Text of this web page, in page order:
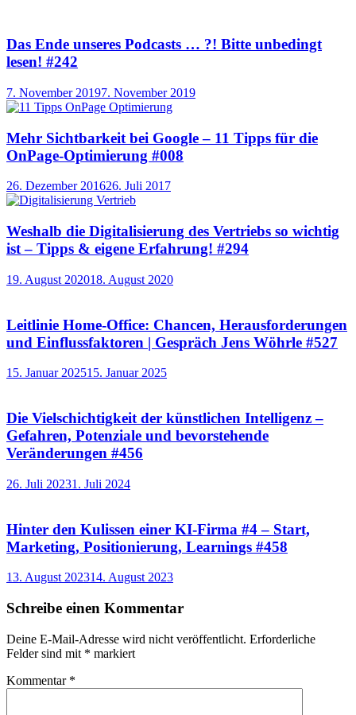
Das Ende unseres Podcasts … ?! Bitte unbedingt
lesen! #242
7. November 20197. November 2019
Mehr Sichtbarkeit bei Google – 11 Tipps für die
OnPage-Optimierung #008
26. Dezember 201626. Juli 2017
Weshalb die Digitalisierung des Vertriebs so wichtig
ist – Tipps & eigene Erfahrung! #294
19. August 202018. August 2020
Leitlinie Home-Office: Chancen, Herausforderungen
und Einflussfaktoren | Gespräch Jens Wöhrle #527
15. Januar 202515. Januar 2025
Die Vielschichtigkeit der künstlichen Intelligenz –
Gefahren, Potenziale und bevorstehende
Veränderungen #456
26. Juli 20231. Juli 2024
Hinter den Kulissen einer KI-Firma #4 – Start,
Marketing, Positionierung, Learnings #458
13. August 202314. August 2023
Schreibe einen Kommentar
Deine E-Mail-Adresse wird nicht veröffentlicht. Erforderliche
Felder sind mit * markiert
Kommentar *